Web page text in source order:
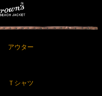
アウター
Ｔシャツ